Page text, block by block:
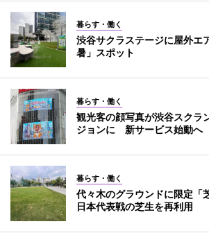
暮らす・働く
渋谷サクラステージに屋外エ
暑」スポット
暮らす・働く
観光客の顔写真が渋谷スクラ
ジョンに 新サービス始動へ
暮らす・働く
代々木のグラウンドに限定
日本代表戦の芝生を再利用